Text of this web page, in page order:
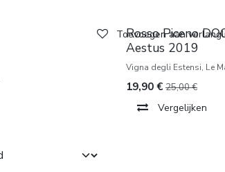
Rosso Piceno
Aestus 2019
Vigna degli Estensi, Le
19,90 € 25,00€
Vergelijken
Toevoegen aan